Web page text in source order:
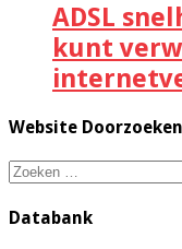
ADSL
kunt
Website Doorzoeken
Zoeken
Databank